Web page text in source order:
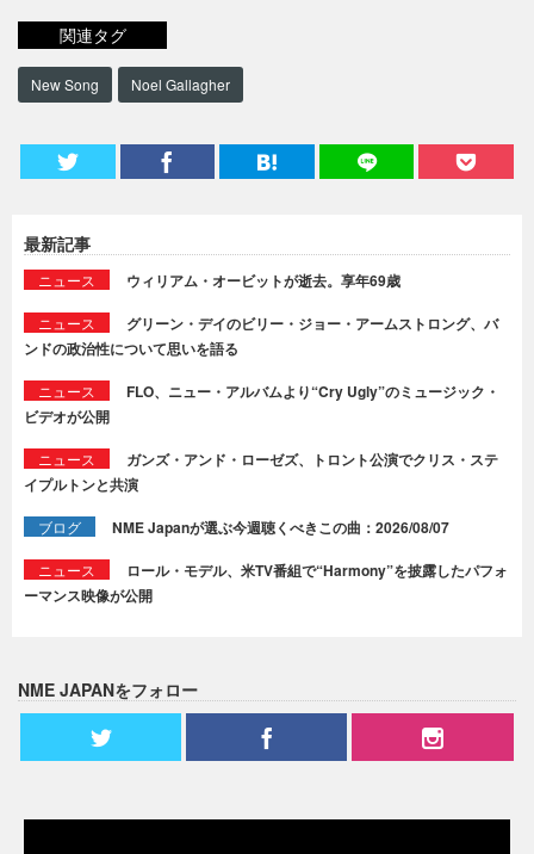
関連タグ
New Song Noel Gallagher
最新記事
ニュース ウィリアム・オービットが逝去。享年69歳
ニュース
グリーン・デイのビリー・ジョー・アームストロング、バ
ンドの政治性について思いを語る
ニュース
FLO、ニュー・アルバムより“Cry Ugly”のミュージック・
ビデオが公開
ニュース
ガンズ・アンド・ローゼズ、トロント公演でクリス・ステ
イプルトンと共演
ブログ NME Japanが選ぶ今週聴くべきこの曲：2026/08/07
ニュース
ロール・モデル、米TV番組で“Harmony”を披露したパフォ
ーマンス映像が公開
NME JAPANをフォロー